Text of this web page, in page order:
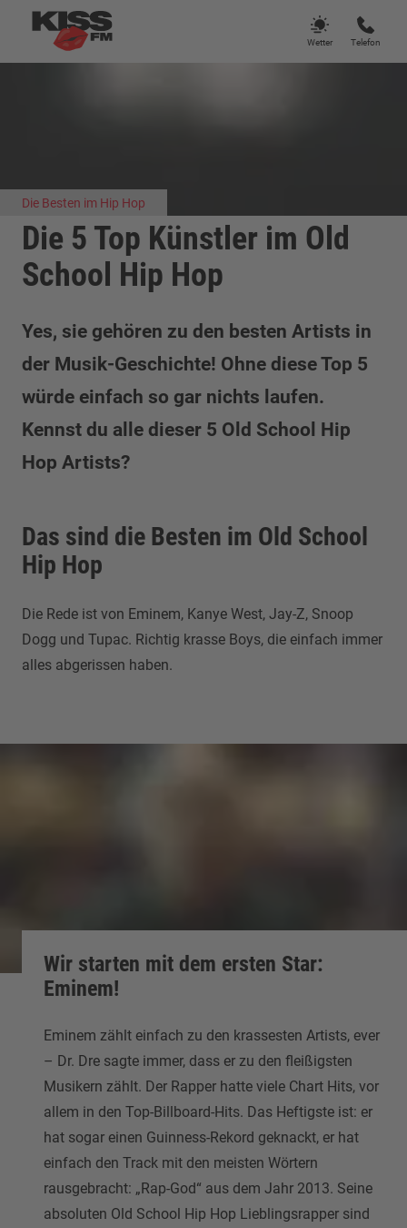
Wetter Telefon
Die Besten im Hip Hop
Die 5 Top Künstler im Old
School Hip Hop
Yes, sie gehören zu den besten Artists in
der Musik-Geschichte! Ohne diese Top 5
würde einfach so gar nichts laufen.
Kennst du alle dieser 5 Old School Hip
Hop Artists?
Das sind die Besten im Old School
Hip Hop
Die Rede ist von Eminem, Kanye West, Jay-Z, Snoop
Dogg und Tupac. Richtig krasse Boys, die einfach immer
alles abgerissen haben.
Wir starten mit dem ersten Star:
Eminem!
Eminem zählt einfach zu den krassesten Artists, ever
– Dr. Dre sagte immer, dass er zu den fleißigsten
Musikern zählt. Der Rapper hatte viele Chart Hits, vor
allem in den Top-Billboard-Hits. Das Heftigste ist: er
hat sogar einen Guinness-Rekord geknackt, er hat
einfach den Track mit den meisten Wörtern
rausgebracht: „Rap-God“ aus dem Jahr 2013. Seine
absoluten Old School Hip Hop Lieblingsrapper sind